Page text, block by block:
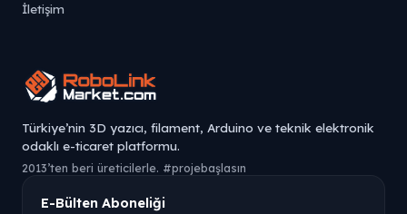
İletişim
Türkiye’nin 3D yazıcı, filament, Arduino ve teknik elektronik
odaklı e-ticaret platformu.
2013’ten beri üreticilerle. #projebaşlasın
E-Bülten Aboneliği